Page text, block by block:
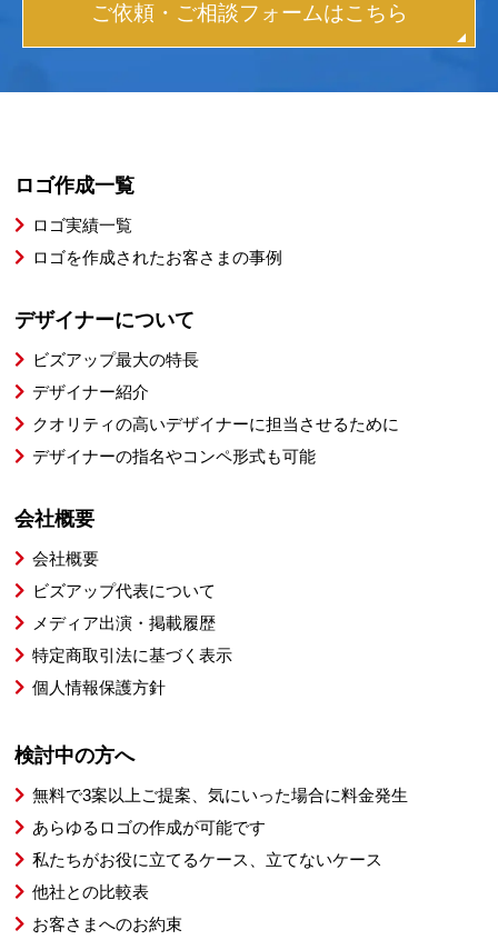
ご依頼・ご相談フォームはこちら
ロゴ作成一覧
ロゴ実績一覧
ロゴを作成されたお客さまの事例
デザイナーについて
ビズアップ最大の特長
デザイナー紹介
クオリティの高いデザイナーに担当させるために
デザイナーの指名やコンペ形式も可能
会社概要
会社概要
ビズアップ代表について
メディア出演・掲載履歴
特定商取引法に基づく表示
個人情報保護方針
検討中の方へ
無料で3案以上ご提案、気にいった場合に料金発生
あらゆるロゴの作成が可能です
私たちがお役に立てるケース、立てないケース
他社との比較表
お客さまへのお約束